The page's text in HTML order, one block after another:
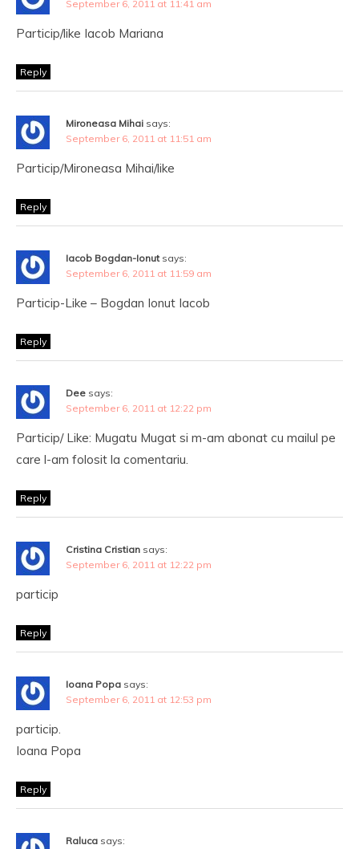
September 6, 2011 at 11:41 am
Particip/like Iacob Mariana
Reply
Mironeasa Mihai says:
September 6, 2011 at 11:51 am
Particip/Mironeasa Mihai/like
Reply
Iacob Bogdan-Ionut says:
September 6, 2011 at 11:59 am
Particip-Like – Bogdan Ionut Iacob
Reply
Dee says:
September 6, 2011 at 12:22 pm
Particip/ Like: Mugatu Mugat si m-am abonat cu mailul pe
care l-am folosit la comentariu.
Reply
Cristina Cristian says:
September 6, 2011 at 12:22 pm
particip
Reply
Ioana Popa says:
September 6, 2011 at 12:53 pm
particip.
Ioana Popa
Reply
Raluca says: